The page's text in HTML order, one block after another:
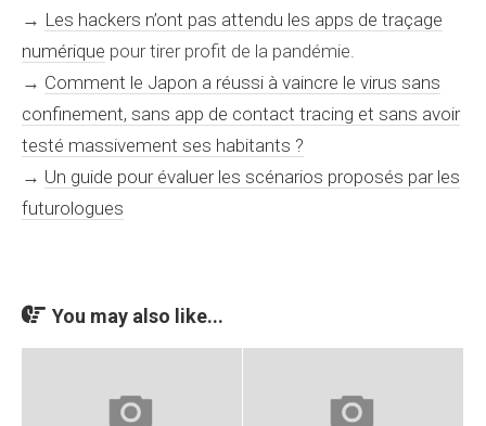
→ Les hackers n’ont pas attendu les apps de traçage
numérique pour tirer profit de la pandémie.
→ Comment le Japon a réussi à vaincre le virus sans
confinement, sans app de contact tracing et sans avoir
testé massivement ses habitants ?
→ Un guide pour évaluer les scénarios proposés par les
futurologues
You may also like...